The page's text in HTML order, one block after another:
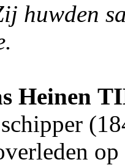
huwden
Heinen